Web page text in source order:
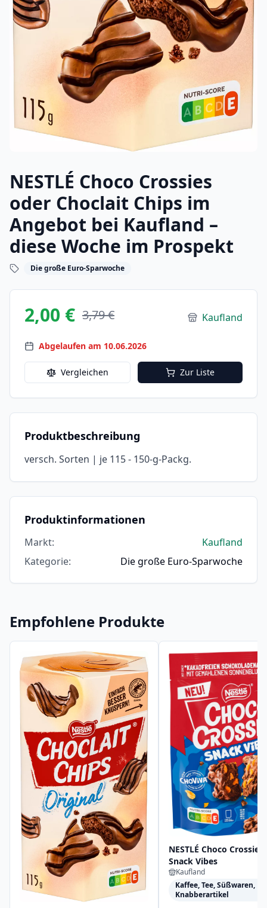
NESTLÉ Choco Crossies
oder Choclait Chips im
Angebot bei Kaufland –
diese Woche im Prospekt
Die große Euro-Sparwoche
2,00 € 3,79 € Kaufland
Abgelaufen am 10.06.2026
Vergleichen Zur Liste
Produktbeschreibung
versch. Sorten | je 115 - 150-g-Packg.
Produktinformationen
Markt:
Kaufland
Kategorie: Die große Euro-Sparwoche
Empfohlene Produkte
NESTLÉ Choco Crossies
Snack Vibes
Kaufland
Kaffee, Tee, Süßwaren,
Knabberartikel